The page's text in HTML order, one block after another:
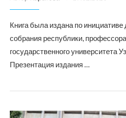
Книга была издана по инициативе
собрания республики,
государственного университета
Презентация издания …